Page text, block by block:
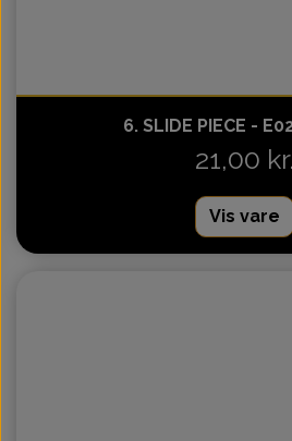
6. SLIDE PIECE -
21,00 kr.
Vis vare